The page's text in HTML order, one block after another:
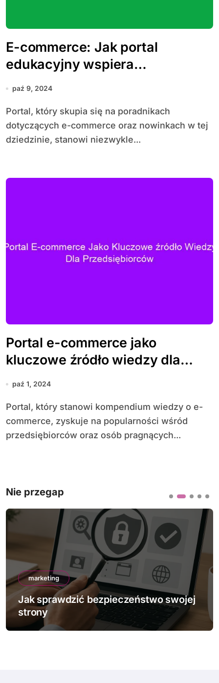
E-commerce: Jak portal
edukacyjny wspiera
przedsiębiorców w rozwoju
paź 9, 2024
Portal, który skupia się na poradnikach
dotyczących e-commerce oraz nowinkach w tej
dziedzinie, stanowi niezwykle...
Portal e-commerce jako
kluczowe źródło wiedzy dla
przedsiębiorców
paź 1, 2024
Portal, który stanowi kompendium wiedzy o e-
commerce, zyskuje na popularności wśród
przedsiębiorców oraz osób pragnących...
Nie przegap
marketing
Jak sprawdzić bezpieczeństwo swojej
strony